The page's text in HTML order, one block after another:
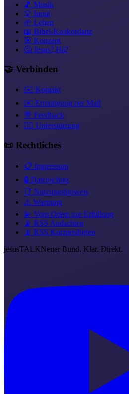
🎵 Musik
💡 Input
🌱 Leben
📖 Bibel-Konkordanz
🎯 Konzept
🤔 Jesus? Hä?
🤝 Verbinden
✉️ Kontakt
✉️ Ermutigung per Mail
💬 Feedback
❤️‍🔥 Unterstützung
📜 Rechtliches
📋 Impressum
🔒 Datenschutz
📑 Nutzungshinweis
⚠️ Warnung
💫 Vom Odem zur Erfüllung
📡 RSS Andachten
📡 RSS Kurzpredigten
jesusTALKNeuer Bund. Klar. Direkt.